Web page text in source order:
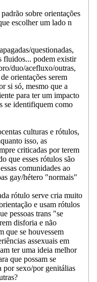
sobre orientações
escolher um lado n
questionadas,
fluidos... podem existir
duo/acefluxo/outras,
orientações serem
si só, mesmo que a
para ter um impacto
se identifiquem como
culturas e rótulos,
isso, as
criticadas por terem
que esses rótulos são
comunidades ao
gay/hétero "normais"
rótulo serve cria muito
e usam rótulos
pessoas trans "se
disforia e não
que se houvessem
assexuais em
ter uma ideia melhor
que possam se
por sexo/por genitálias